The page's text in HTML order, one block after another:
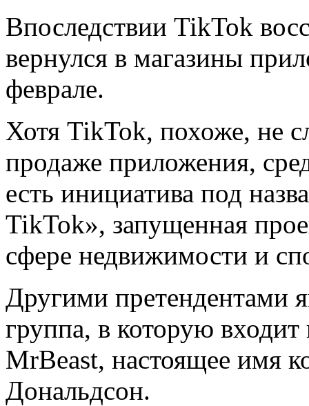
Впоследствии TikTok
вернулся в магазины
феврале.
Хотя TikTok, похоже, не
продаже приложения,
есть инициатива под
TikTok», запущенная
сфере недвижимости и
Другими претендентами
группа, в которую входит
MrBeast, настоящее имя
Дональдсон.